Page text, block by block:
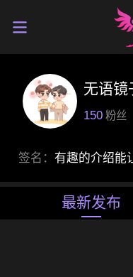
无语镜
150 粉丝
签名： 有趣的介绍能
最新发布